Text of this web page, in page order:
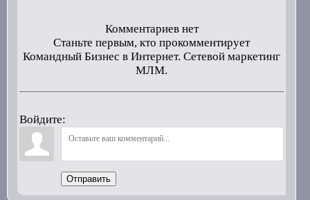
Комментариев нет
Станьте первым, кто прокомментирует
Командный Бизнес в Интернет. Сетевой маркетинг
МЛМ.
Войдите:
Отправить